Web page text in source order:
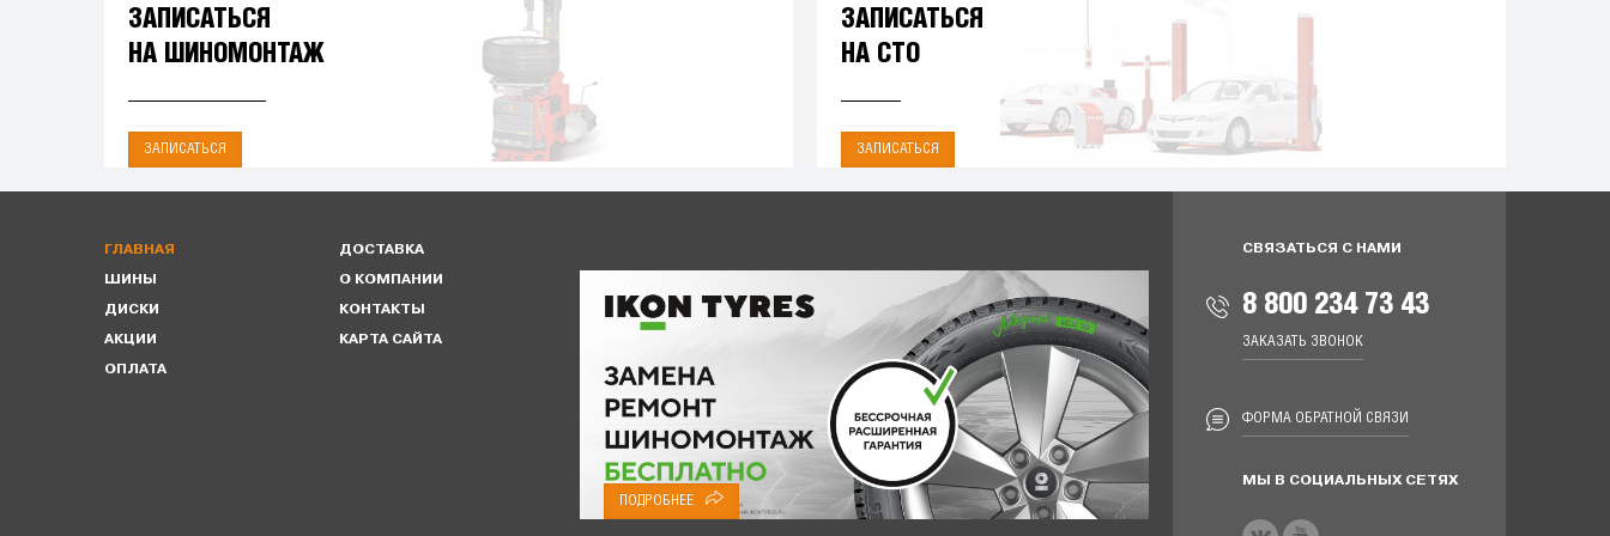
ЗАПИСАТЬСЯ
НА ШИНОМОНТАЖ
ЗАПИСАТЬСЯ
ЗАПИСАТЬСЯ
НА СТО
ЗАПИСАТЬСЯ
ГЛАВНАЯ
ШИНЫ
ДИСКИ
АКЦИИ
ОПЛАТА
ДОСТАВКА
О КОМПАНИИ
КОНТАКТЫ
КАРТА САЙТА
ПОДРОБНЕЕ
СВЯЗАТЬСЯ С НАМИ
8 800 234 73 43
ЗАКАЗАТЬ ЗВОНОК
ФОРМА ОБРАТНОЙ СВЯЗИ
МЫ В СОЦИАЛЬНЫХ СЕТЯХ